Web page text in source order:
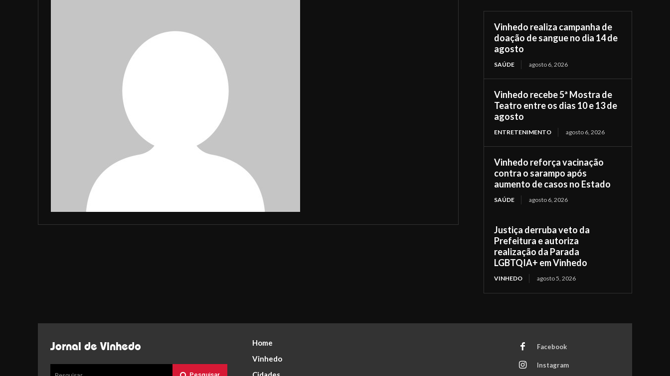
Vinhedo realiza campanha de
doação de sangue no dia 14 de
agosto
SAÚDE agosto 6, 2026
Vinhedo recebe 5ª Mostra de
Teatro entre os dias 10 e 13 de
agosto
ENTRETENIMENTO agosto 6, 2026
Vinhedo reforça vacinação
contra o sarampo após
aumento de casos no Estado
SAÚDE agosto 6, 2026
Justiça derruba veto da
Prefeitura e autoriza
realização da Parada
LGBTQIA+ em Vinhedo
VINHEDO agosto 5, 2026
Jornal de Vinhedo
Home
Vinhedo
Facebook
Instagram